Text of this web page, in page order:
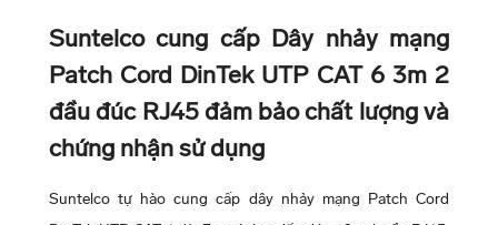
Suntelco cung cấp Dây nhảy mạng
Patch Cord DinTek UTP CAT 6 3m 2
đầu đúc RJ45 đảm bảo chất lượng và
chứng nhận sử dụng
Suntelco tự hào cung cấp dây nhảy mạng Patch Cord